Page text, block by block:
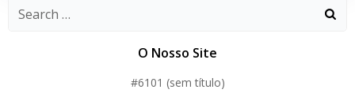
O Nosso Site
#6101 (sem título)